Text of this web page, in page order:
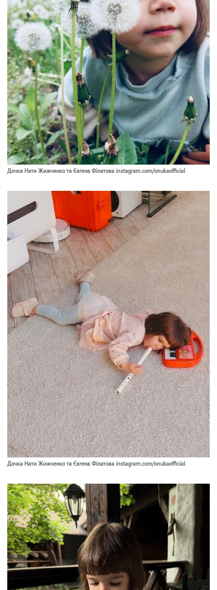
Дочка Нати Жижченко та Євгена Філатова instagram.com/onukaofficial
Дочка Нати Жижченко та Євгена Філатова instagram.com/onukaofficial